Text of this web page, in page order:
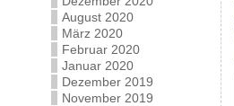
August 2020
März 2020
Februar 2020
Januar 2020
Dezember 2019
November 2019